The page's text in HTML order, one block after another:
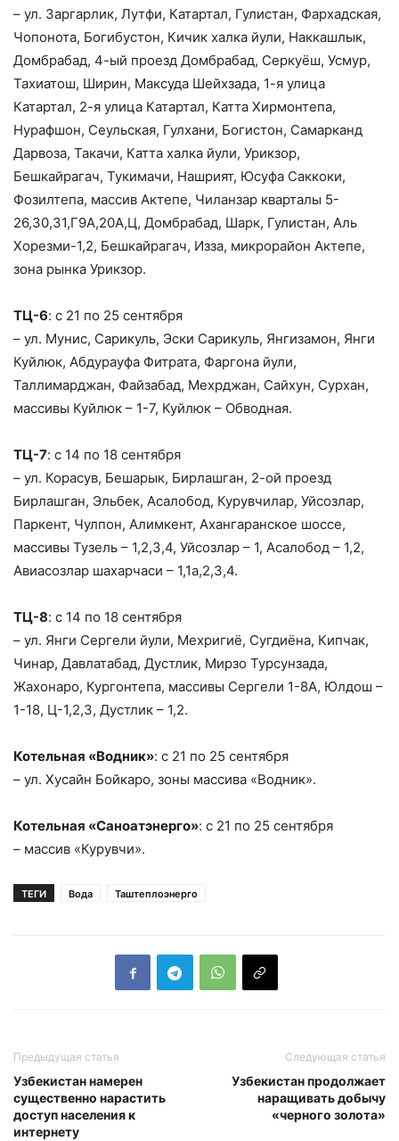
– ул. Заргарлик, Лутфи, Катартал, Гулистан, Фархадская,
Чопонота, Богибустон, Кичик халка йули, Наккашлык,
Домбрабад, 4-ый проезд Домбрабад, Серкуёш, Усмур,
Тахиатош, Ширин, Максуда Шейхзада, 1-я улица
Катартал, 2-я улица Катартал, Катта Хирмонтепа,
Нурафшон, Сеульская, Гулхани, Богистон, Самарканд
Дарвоза, Такачи, Катта халка йули, Урикзор,
Бешкайрагач, Тукимачи, Нашрият, Юсуфа Саккоки,
Фозилтепа, массив Актепе, Чиланзар кварталы 5-
26,30,31,Г9А,20А,Ц, Домбрабад, Шарк, Гулистан, Аль
Хорезми-1,2, Бешкайрагач, Изза, микрорайон Актепе,
зона рынка Урикзор.
ТЦ-6: с 21 по 25 сентября
– ул. Мунис, Сарикуль, Эски Сарикуль, Янгизамон, Янги
Куйлюк, Абдурауфа Фитрата, Фаргона йули,
Таллимарджан, Файзабад, Мехрджан, Сайхун, Сурхан,
массивы Куйлюк – 1-7, Куйлюк – Обводная.
ТЦ-7: с 14 по 18 сентября
– ул. Корасув, Бешарык, Бирлашган, 2-ой проезд
Бирлашган, Эльбек, Асалобод, Курувчилар, Уйсозлар,
Паркент, Чулпон, Алимкент, Ахангаранское шоссе,
массивы Тузель – 1,2,3,4, Уйсозлар – 1, Асалобод – 1,2,
Авиасозлар шахарчаси – 1,1а,2,3,4.
ТЦ-8: с 14 по 18 сентября
– ул. Янги Сергели йули, Мехригиё, Сугдиёна, Кипчак,
Чинар, Давлатабад, Дустлик, Мирзо Турсунзада,
Жахонаро, Кургонтепа, массивы Сергели 1-8А, Юлдош –
1-18, Ц-1,2,3, Дустлик – 1,2.
Котельная «Водник»: с 21 по 25 сентября
– ул. Хусайн Бойкаро, зоны массива «Водник».
Котельная «Саноатэнерго»: с 21 по 25 сентября
– массив «Курувчи».
ТЕГИ Вода Таштеплоэнерго
Предыдущая статья
Узбекистан намерен
существенно нарастить
доступ населения к
интернету
Следующая статья
Узбекистан продолжает
наращивать добычу
«черного золота»